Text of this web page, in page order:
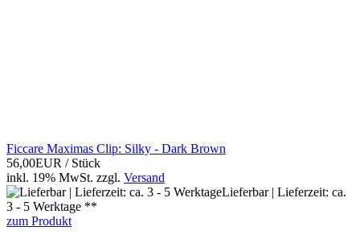
Ficcare Maximas Clip: Silky - Dark Brown
56,00EUR / Stück
inkl. 19% MwSt. zzgl. Versand
Lieferbar | Lieferzeit: ca.
3 - 5 Werktage **
zum Produkt